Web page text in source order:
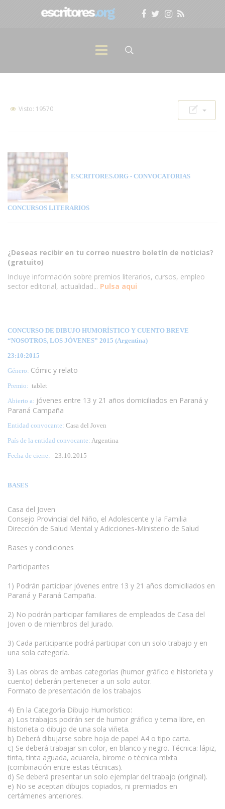
Visto: 19570
ESCRITORES.ORG - CONVOCATORIAS
CONCURSOS LITERARIOS
¿Deseas recibir en tu correo nuestro boletín de noticias?
(gratuito)
Incluye información sobre premios literarios, cursos, empleo
sector editorial, actualidad... Pulsa aqui
CONCURSO DE DIBUJO HUMORÍSTICO Y CUENTO BREVE
“NOSOTROS, LOS JÓVENES” 2015 (Argentina)
23:10:2015
Género: Cómic y relato
Premio: tablet
Abierto a: jóvenes entre 13 y 21 años domiciliados en Paraná y
Paraná Campaña
Entidad convocante: Casa del Joven
País de la entidad convocante: Argentina
Fecha de cierre: 23:10:2015
BASES
Casa del Joven
Consejo Provincial del Niño, el Adolescente y la Familia
Dirección de Salud Mental y Adicciones-Ministerio de Salud
Bases y condiciones
Participantes
1) Podrán participar jóvenes entre 13 y 21 años domiciliados en
Paraná y Paraná Campaña.
2) No podrán participar familiares de empleados de Casa del
Joven o de miembros del Jurado.
3) Cada participante podrá participar con un solo trabajo y en
una sola categoría.
3) Las obras de ambas categorías (humor gráfico e historieta y
cuento) deberán pertenecer a un solo autor.
Formato de presentación de los trabajos
4) En la Categoría Dibujo Humorístico:
a) Los trabajos podrán ser de humor gráfico y tema libre, en
historieta o dibujo de una sola viñeta.
b) Deberá dibujarse sobre hoja de papel A4 o tipo carta.
c) Se deberá trabajar sin color, en blanco y negro. Técnica: lápiz,
tinta, tinta aguada, acuarela, birome o técnica mixta
(combinación entre estas técnicas).
d) Se deberá presentar un solo ejemplar del trabajo (original).
e) No se aceptan dibujos copiados, ni premiados en
certámenes anteriores.